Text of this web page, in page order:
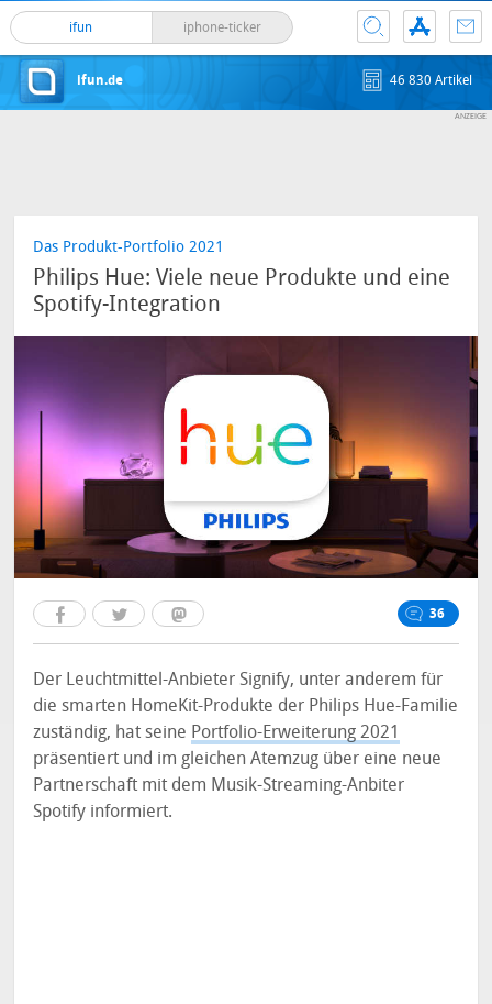
ifun iphone-ticker
ifun.de 46 830 Artikel
Das Produkt-Portfolio 2021
Philips Hue: Viele neue Produkte und eine
Spotify-Integration
36
Der Leuchtmittel-Anbieter Signify, unter anderem für
die smarten HomeKit-Produkte der Philips Hue-Familie
zuständig, hat seine Portfolio-Erweiterung 2021
präsentiert und im gleichen Atemzug über eine neue
Partnerschaft mit dem Musik-Streaming-Anbiter
Spotify informiert.